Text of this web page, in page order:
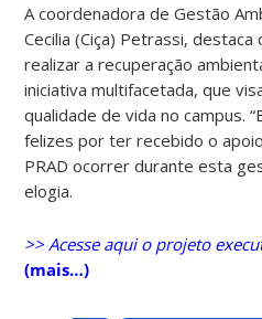
A coordenadora de Gestão
Cecilia (Ciça) Petrassi, destaca
realizar a recuperação
iniciativa multifacetada, que
qualidade de vida no campus.
felizes por ter recebido o
PRAD ocorrer durante esta
elogia.
>> Acesse aqui o projeto
(mais…)